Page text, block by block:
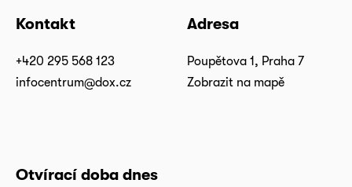
Kontakt
+420 295 568 123
infocentrum@dox.cz
Adresa
Poupětova 1, Praha 7
Zobrazit na mapě
Otvírací doba dnes